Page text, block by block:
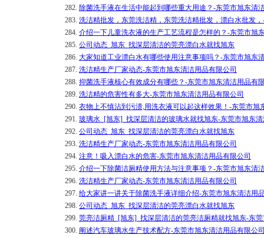
282. 除菌洗手液在生活中能起到哪些重大用途？-东莞市旭东清
283. 洗洁精批发，东莞洗洁精，东莞洗洁精批发，漂白水批发
284. 介绍一下儿童洗衣液的生产工艺流程是怎样的？-东莞市旭
285. 公司动态_旭东_找深层清洁的莞亮漂白水就找旭东
286. 大家知道工业漂白水有哪些使用注意事项吗？-东莞市旭东
287. 洗洁精生产厂家动态-东莞市旭东清洁用品有限公司
288. 抑菌洗手液核心有效成分有哪些？-东莞市旭东清洁用品有
289. 洗洁精的危害性有多大-东莞市旭东清洁用品有限公司
290. 衣物上不慎沾到污渍,用洗衣液可以起这样效果！-东莞市旭
291. 玻璃水_[旭东]_找深层清洁的玻璃水就找旭东-东莞市旭东
292. 公司动态_旭东_找深层清洁的莞亮漂白水就找旭东
293. 洗洁精生产厂家动态-东莞市旭东清洁用品有限公司
294. 注意！吸入漂白水的危害-东莞市旭东清洁用品有限公司
295. 介绍一下除菌洁厕精使用方法与注意事项？-东莞市旭东清
296. 洗洁精生产厂家动态-东莞市旭东清洁用品有限公司
297. 给大家讲一讲关于除菌洗手液详细介绍-东莞市旭东清洁用
298. 公司动态_旭东_找深层清洁的莞亮漂白水就找旭东
299. 莞亮洁厕精_[旭东]_找深层清洁的莞亮洁厕精就找旭东-东
300. 阐述汽车玻璃水生产技术配方-东莞市旭东清洁用品有限公